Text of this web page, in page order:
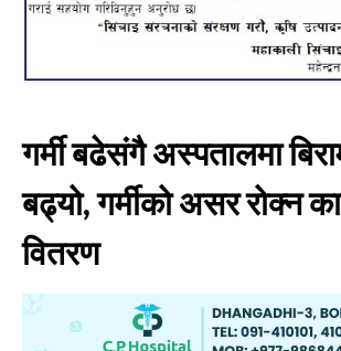
गर्मी बढेसंगै अस्पतालमा
बढ्यो, गर्मीको असर रोक्न
वितरण